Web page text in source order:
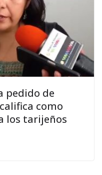
pedido de
como
los tarijeños